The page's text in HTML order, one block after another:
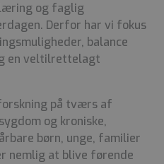
og faglig
Derfor har vi fokus
balance
en veltilrettelagt
på tværs af
og kroniske,
børn, unge, familier
nemlig at blive førende